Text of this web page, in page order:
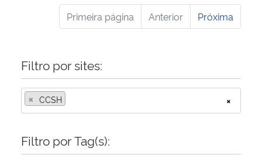
Primeira página Anterior Próxima
Filtro por sites:
×
× CCSH
Filtro por Tag(s):